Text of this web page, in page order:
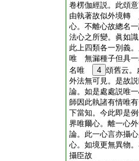
卷楞伽經説。此頌
由執著故似外境轉
心。不離心故總名
法心之所變。眞如
此上四類各一別義
唯 無漏種子但具一
名唯
4 頌舊云。
外法無可見。是故
論。如是處處説唯
師因此執諸有情唯
下當知。今此即是
界唯爾心。離一心
論。此一心言亦攝
心。如境更無異物
攝臣故